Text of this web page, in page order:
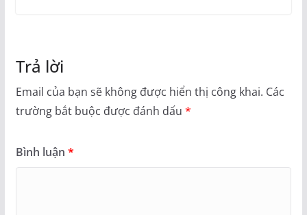
Trả lời
Email của bạn sẽ không được hiển thị công khai. Các
trường bắt buộc được đánh dấu *
Bình luận *